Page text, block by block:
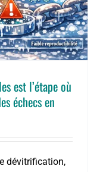
est l’étape où
échecs en
dévitrification,